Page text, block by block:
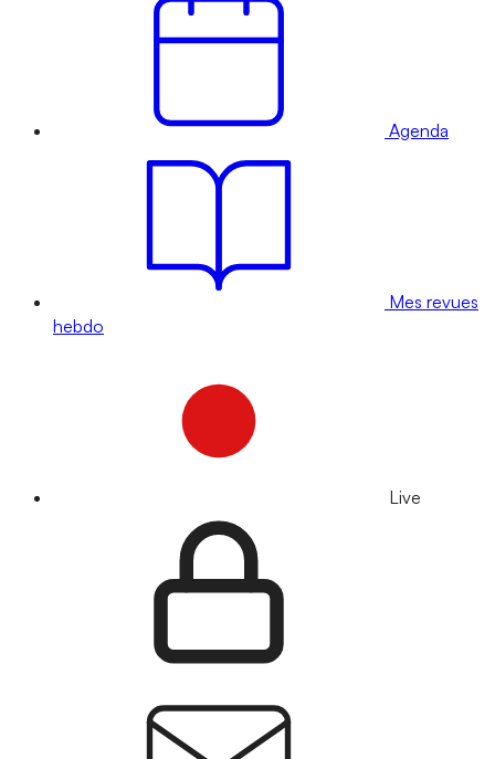
Agenda
Mes revues
hebdo
Live